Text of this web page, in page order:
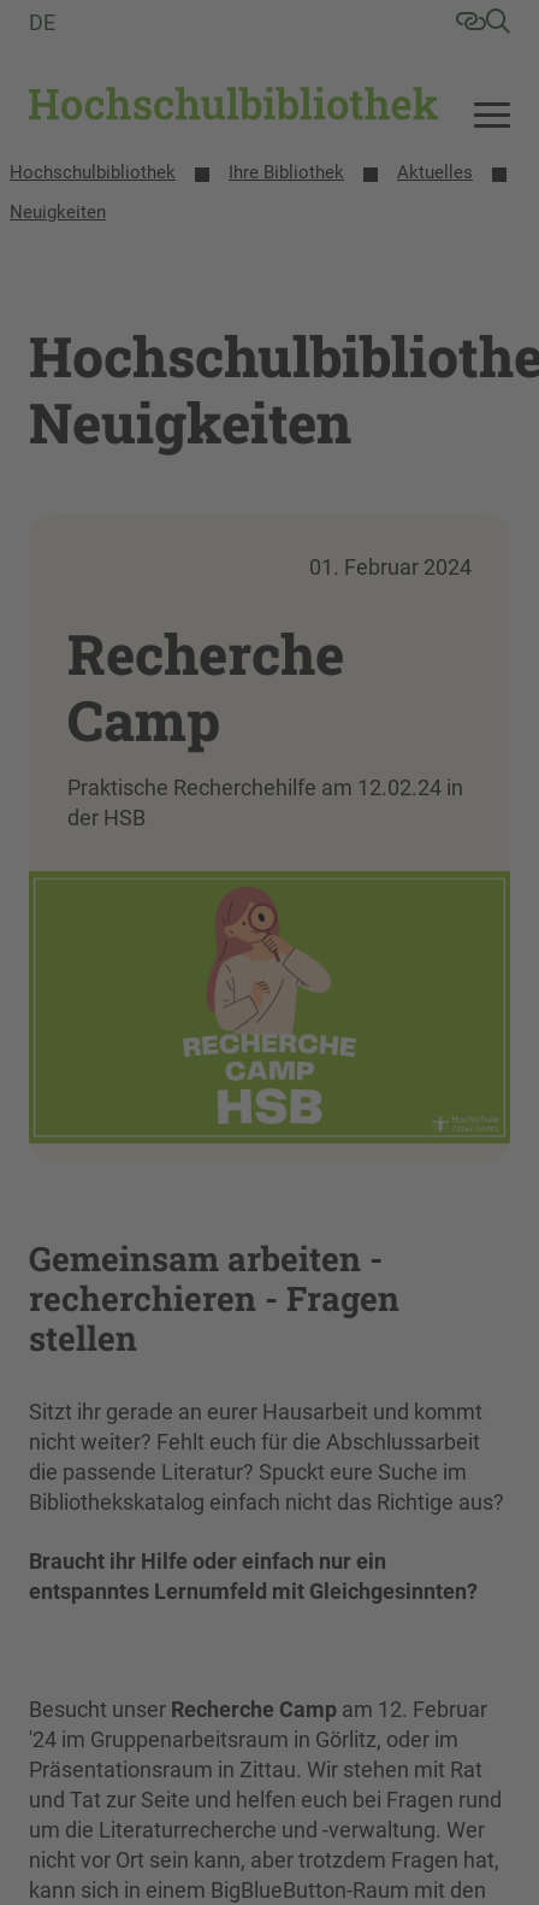
DE
Hochschulbibliothek Ihre Bibliothek
Aktuelles
Neuigkeiten
Neuigkeiten
01. Februar 2024
Recherche
Camp
Praktische Recherchehilfe am 12.02.24 in
der HSB
Gemeinsam arbeiten -
recherchieren - Fragen
stellen
Sitzt ihr gerade an eurer Hausarbeit und kommt
nicht weiter? Fehlt euch für die Abschlussarbeit
die passende Literatur? Spuckt eure Suche im
Bibliothekskatalog einfach nicht das Richtige aus?
Braucht ihr Hilfe oder einfach nur ein
entspanntes Lernumfeld mit Gleichgesinnten?
Besucht unser Recherche Camp am 12. Februar
'24 im Gruppenarbeitsraum in Görlitz, oder im
Präsentationsraum in Zittau. Wir stehen mit Rat
und Tat zur Seite und helfen euch bei Fragen rund
um die Literaturrecherche und -verwaltung. Wer
nicht vor Ort sein kann, aber trotzdem Fragen hat,
kann sich in einem BigBlueButton-Raum mit den